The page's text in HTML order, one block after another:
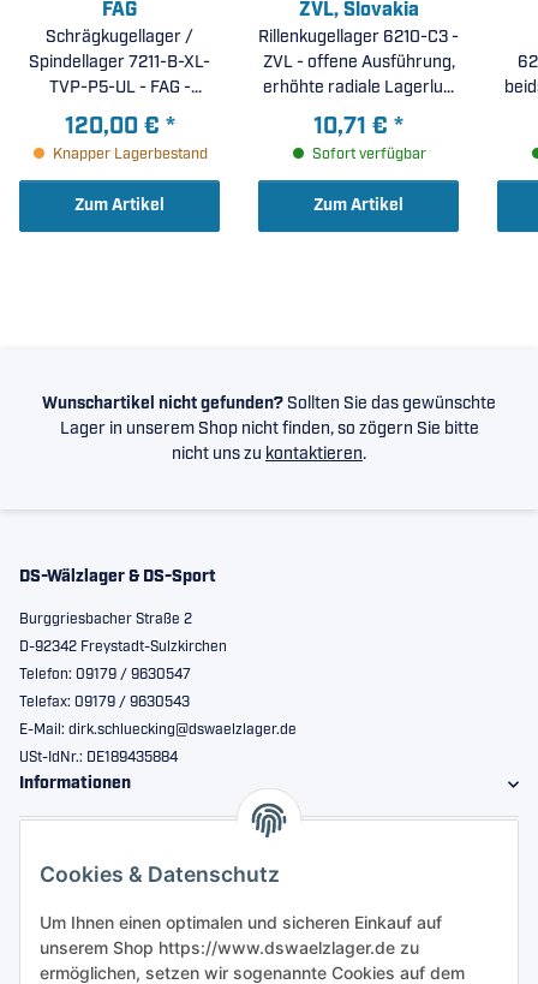
Cookies & Datenschutz
Um Ihnen einen optimalen und sicheren Einkauf auf
unserem Shop https://www.dswaelzlager.de zu
ermöglichen, setzen wir sogenannte Cookies auf dem
FAG
Schrägkugellager /
Spindellager 7211-B-XL-
TVP-P5-UL - FAG -
Massivkäfig aus
glasfaserverstärktem
Polyamid, Toleranzklasse
P5, Universalausführung,
bei paarweisem Einbau in
O- und X-Anordnung
120,00 € *
Knapper Lagerbestand
Zum Artikel
ZVL, Slovakia
Rillenkugellager 6210-C3 -
ZVL - offene Ausführung,
erhöhte radiale Lagerluft
C3 ( 50x90x20mm )
10,71 € *
Sofort verfügbar
Zum Artikel
Wunschartikel nicht gefunden? Sollten Sie das gewünschte
Lager in unserem Shop nicht finden, so zögern Sie bitte
nicht uns zu kontaktieren.
DS-Wälzlager & DS-Sport
Burggriesbacher Straße 2
D-92342 Freystadt-Sulzkirchen
Telefon: 09179 / 9630547
Telefax: 09179 / 9630543
E-Mail: dirk.schluecking@dswaelzlager.de
USt-IdNr.: DE189435884
Informationen
Sicher bestellen